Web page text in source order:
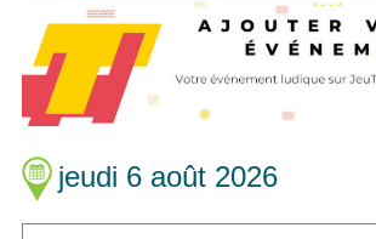
jeudi 6 août 2026